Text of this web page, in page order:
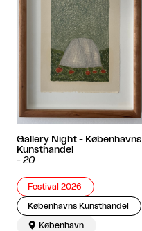
Gallery Night - Københavns
Kunsthandel
- 20
Festival 2026
Københavns Kunsthandel
 København